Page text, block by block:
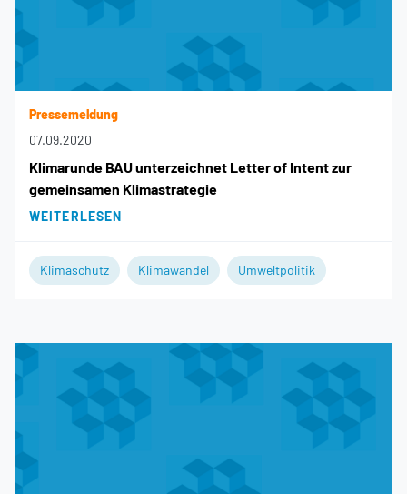
Pressemeldung
07.09.2020
Klimarunde BAU unterzeichnet Letter of Intent zur
gemeinsamen Klimastrategie
WEITERLESEN
Klimaschutz Klimawandel Umweltpolitik